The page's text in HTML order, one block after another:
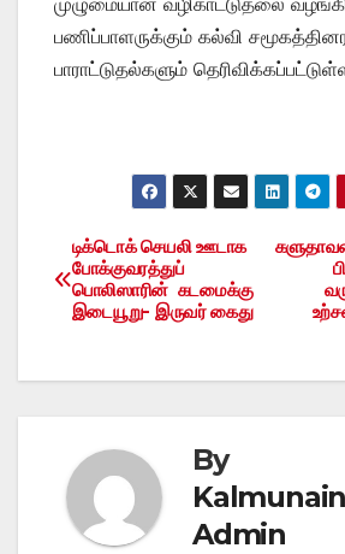
பணிப்பாளருக்கும் கல்வி
பாராட்டுதல்களும்
Post
navigation
டிக்டொக் செயலி ஊடாக
போக்குவரத்துப்
பொலிஸாரின் கடமைக்கு
இடையூறு- இருவர் கைது
By
Admin